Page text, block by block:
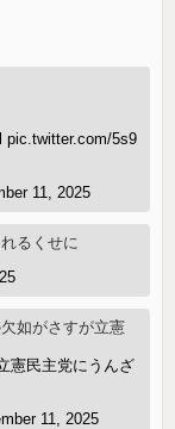
pic.twitter.com/5s9
11, 2025
るくせに
如がさすが立憲
憲民主党にうんざ
11, 2025